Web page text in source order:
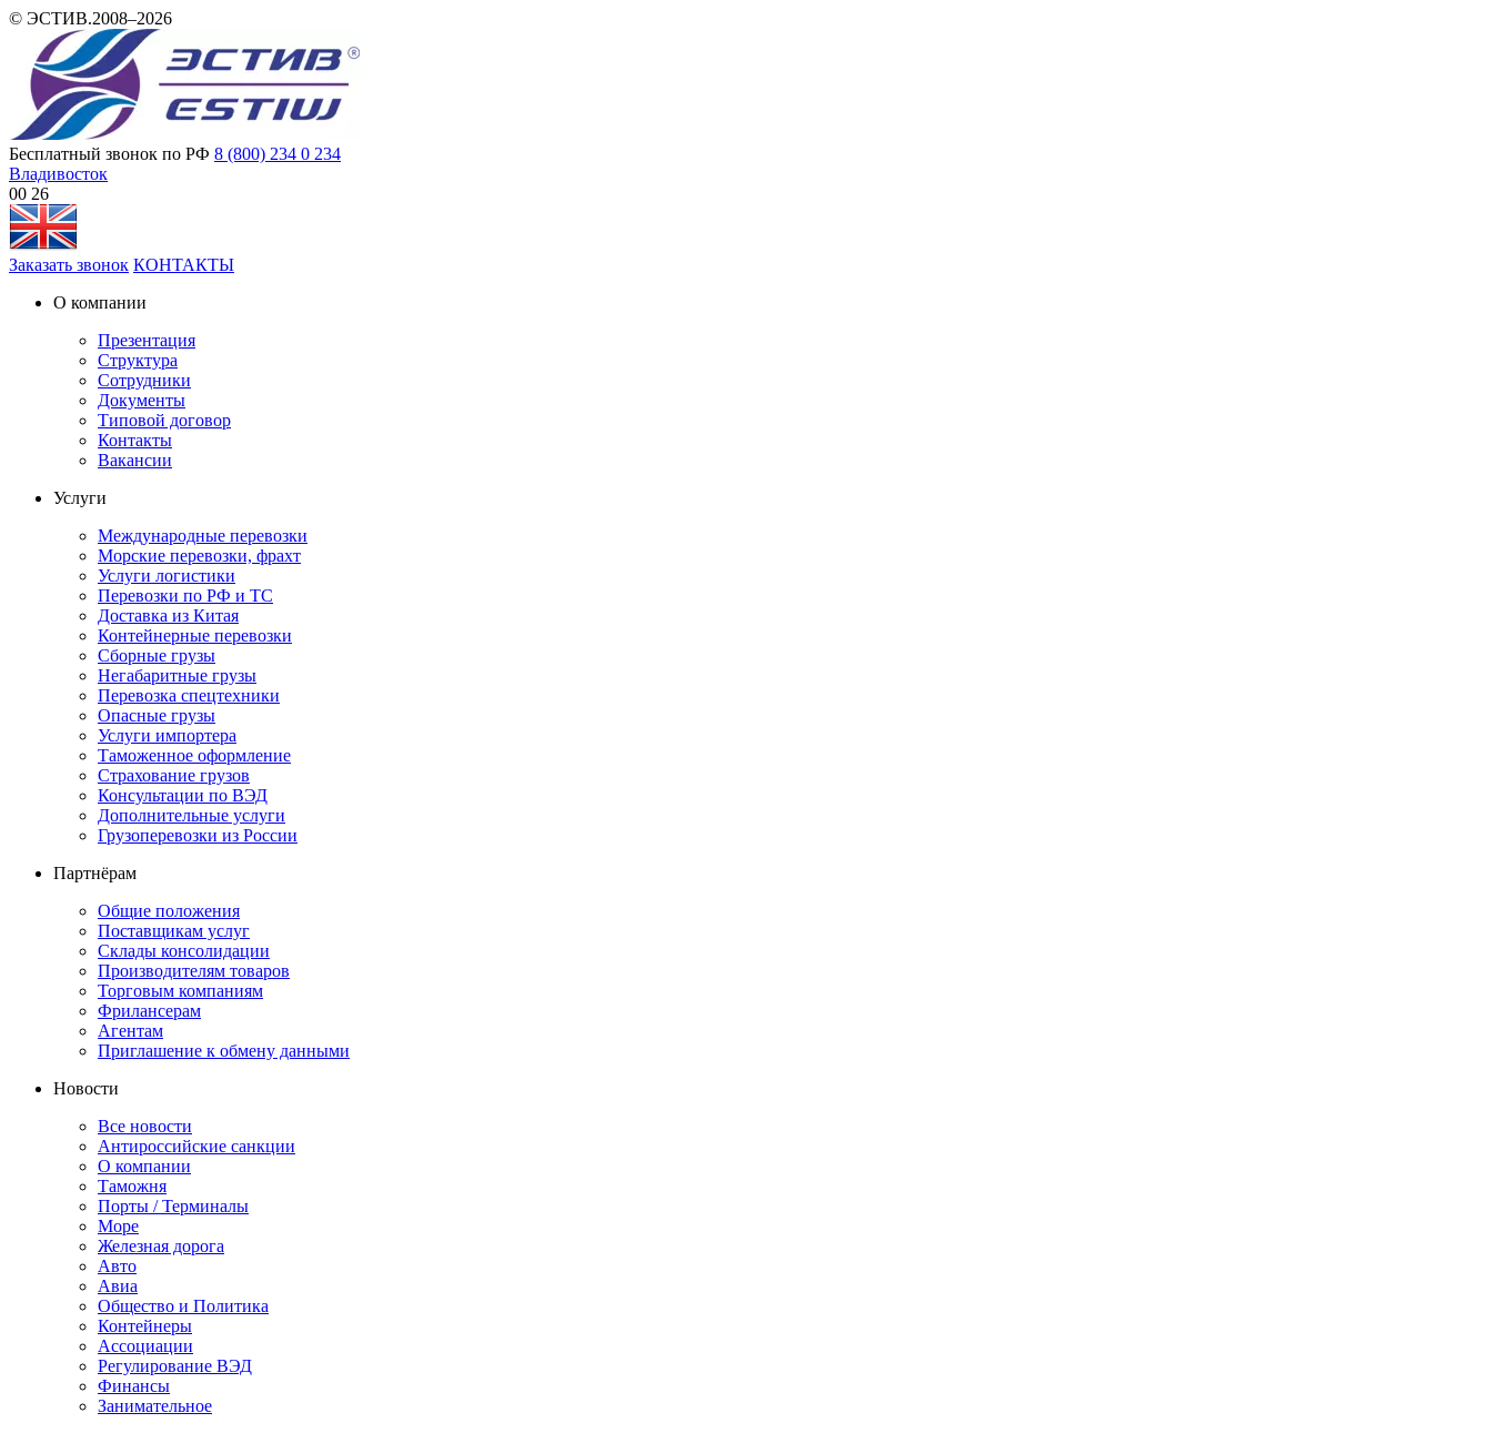
© ЭСТИВ.2008–2026
Бесплатный звонок по РФ 8 (800) 234 0 234
Владивосток
00:26
Заказать звонок КОНТАКТЫ
О компании
Презентация
Структура
Сотрудники
Документы
Типовой договор
Контакты
Вакансии
Услуги
Международные перевозки
Морские перевозки, фрахт
Услуги логистики
Перевозки по РФ и ТС
Доставка из Китая
Контейнерные перевозки
Сборные грузы
Негабаритные грузы
Перевозка спецтехники
Опасные грузы
Услуги импортера
Таможенное оформление
Страхование грузов
Консультации по ВЭД
Дополнительные услуги
Грузоперевозки из России
Партнёрам
Общие положения
Поставщикам услуг
Склады консолидации
Производителям товаров
Торговым компаниям
Фрилансерам
Агентам
Приглашение к обмену данными
Новости
Все новости
Антироссийские санкции
О компании
Таможня
Порты / Терминалы
Море
Железная дорога
Авто
Авиа
Общество и Политика
Контейнеры
Ассоциации
Регулирование ВЭД
Финансы
Занимательное